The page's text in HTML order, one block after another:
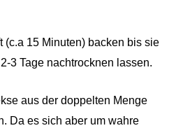
(c.a 15 Minuten) backen bis sie
3 Tage nachtrocknen lassen.
aus der doppelten Menge
Da es sich aber um wahre